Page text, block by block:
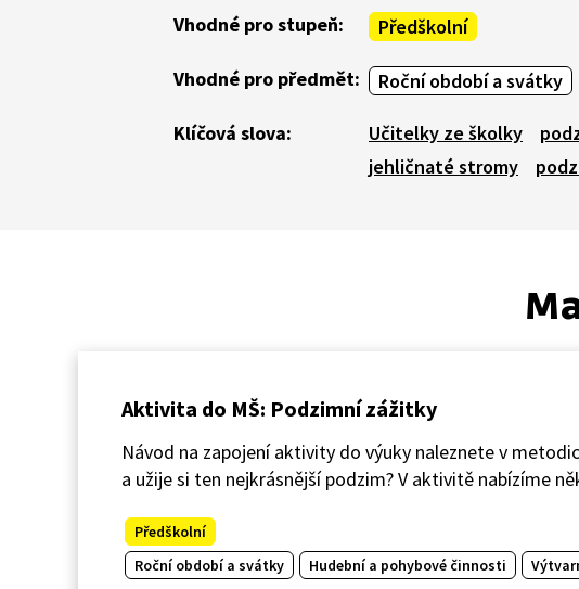
Vhodné pro stupeň: Předškolní
Vhodné pro předmět: Roční období a svátky
Klíčová slova: Učitelky ze školky
jehličnaté stromy
Aktivita do MŠ: Podzimní zážitky
Návod na zapojení aktivity do výuky naleznete v
a užije si ten nejkrásnější podzim? V aktivitě nabízíme
Předškolní
Roční období a svátky
Hudební a pohybové činnosti